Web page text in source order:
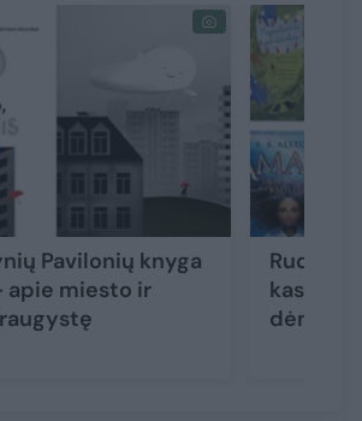
Pavilonių knyga
apie miesto ir
Ruduo
kas
dėmesį